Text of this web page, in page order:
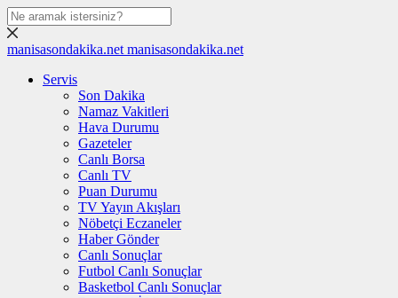
manisasondakika.net manisasondakika.net
Servis
Son Dakika
Namaz Vakitleri
Hava Durumu
Gazeteler
Canlı Borsa
Canlı TV
Puan Durumu
TV Yayın Akışları
Nöbetçi Eczaneler
Haber Gönder
Canlı Sonuçlar
Futbol Canlı Sonuçlar
Basketbol Canlı Sonuçlar